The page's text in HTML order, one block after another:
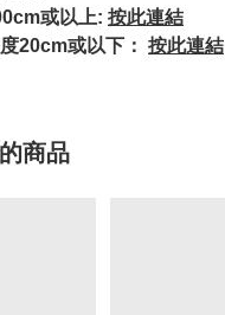
或以上: 按此連結
20cm或以下： 按此連結
商品